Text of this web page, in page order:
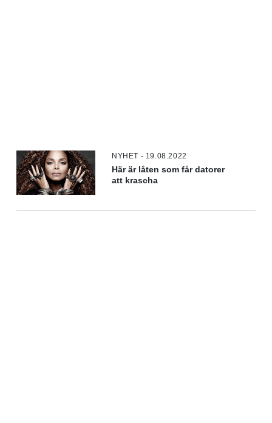
NYHET - 19.08.2022
Här är låten som får datorer
att krascha